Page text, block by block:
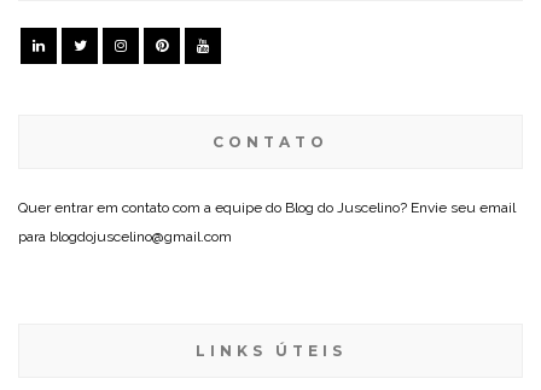
CONTATO
Quer entrar em contato com a equipe do Blog do Juscelino? Envie seu email
para blogdojuscelino@gmail.com
LINKS ÚTEIS